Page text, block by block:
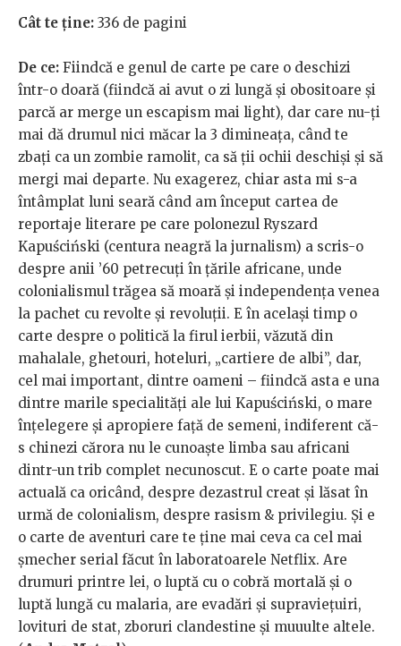
Cât te ține: 336 de pagini
De ce: Fiindcă e genul de carte pe care o deschizi
într-o doară (fiindcă ai avut o zi lungă și obositoare și
parcă ar merge un escapism mai light), dar care nu-ți
mai dă drumul nici măcar la 3 dimineața, când te
zbați ca un zombie ramolit, ca să ții ochii deschiși și să
mergi mai departe. Nu exagerez, chiar asta mi s-a
întâmplat luni seară când am început cartea de
reportaje literare pe care polonezul Ryszard
Kapuściński (centura neagră la jurnalism) a scris-o
despre anii ’60 petrecuți în țările africane, unde
colonialismul trăgea să moară și independența venea
la pachet cu revolte și revoluții. E în același timp o
carte despre o politică la firul ierbii, văzută din
mahalale, ghetouri, hoteluri, „cartiere de albi”, dar,
cel mai important, dintre oameni – fiindcă asta e una
dintre marile specialități ale lui Kapuściński, o mare
înțelegere și apropiere față de semeni, indiferent că-
s chinezi cărora nu le cunoaște limba sau africani
dintr-un trib complet necunoscut. E o carte poate mai
actuală ca oricând, despre dezastrul creat și lăsat în
urmă de colonialism, despre rasism & privilegiu. Și e
o carte de aventuri care te ține mai ceva ca cel mai
șmecher serial făcut în laboratoarele Netflix. Are
drumuri printre lei, o luptă cu o cobră mortală și o
luptă lungă cu malaria, are evadări și supraviețuiri,
lovituri de stat, zboruri clandestine și muuulte altele.